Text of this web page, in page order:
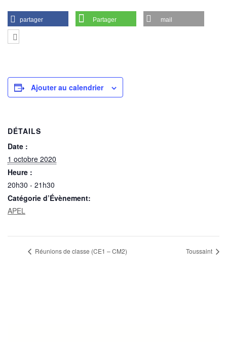
partager Partager mail
Ajouter au calendrier
DÉTAILS
Date :
1 octobre 2020
Heure :
20h30 - 21h30
Catégorie d’Évènement:
APEL
Réunions de classe (CE1 – CM2) Toussaint